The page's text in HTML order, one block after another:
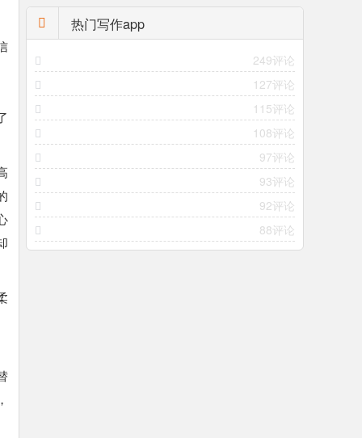
热门写作app
249评论
127评论
115评论
108评论
97评论
93评论
92评论
88评论